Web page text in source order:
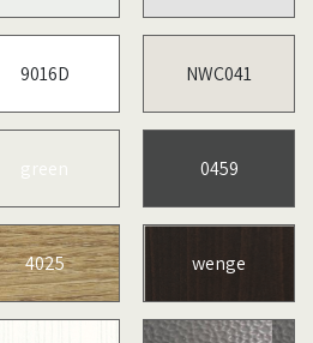
NWC041
9016D
0459
green
wenge
4025